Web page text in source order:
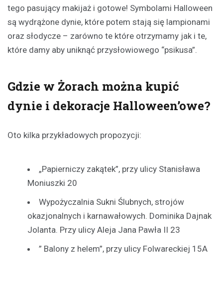
tego pasujący makijaż i gotowe! Symbolami Halloween
są wydrążone dynie, które potem stają się lampionami
oraz słodycze – zarówno te które otrzymamy jak i te,
które damy aby uniknąć przysłowiowego “psikusa”.
Gdzie w Żorach można kupić
dynie i dekoracje Halloween’owe?
Oto kilka przykładowych propozycji:
„Papierniczy zakątek”, przy ulicy Stanisława
Moniuszki 20
Wypożyczalnia Sukni Ślubnych, strojów
okazjonalnych i karnawałowych. Dominika Dajnak
Jolanta. Przy ulicy Aleja Jana Pawła II 23
” Balony z helem”, przy ulicy Folwareckiej 15A